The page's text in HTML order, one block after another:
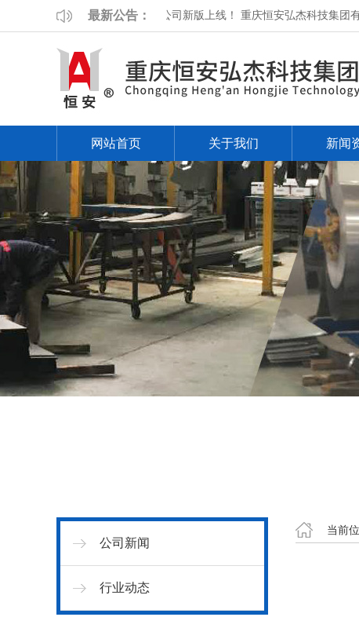
最新公告：
重庆恒安弘杰科技集团有限公司新版上线！重庆恒安弘杰科技集团有
网站首页 关于我们 新闻
公司新闻
行业动态
当前